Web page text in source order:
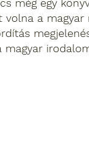
a magyar
magyar